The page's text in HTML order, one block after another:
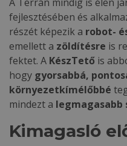
fejlesztésében és
részét képezik a robot-
emellett a zöldítésre is
fektet. A KészTető is
hogy gyorsabbá,
környezetkímélőbbé
mindezt a legmagasabb
Kimagasló